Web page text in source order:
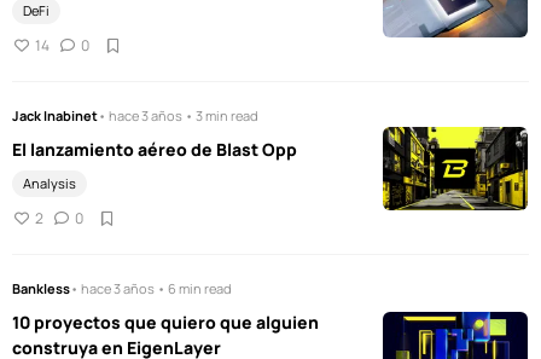
DeFi
14 0
Jack Inabinet• hace 3 años • 3 min read
El lanzamiento aéreo de Blast Opp
Analysis
2 0
Bankless• hace 3 años • 6 min read
10 proyectos que quiero que alguien
construya en EigenLayer